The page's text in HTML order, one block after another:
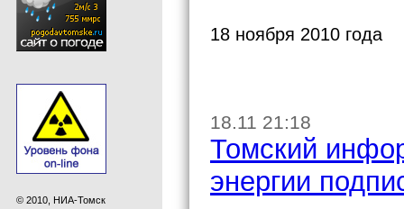
© 2010, НИА-Томск
18 ноября 2010 года
18.11 21:18
Томский
энергии